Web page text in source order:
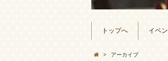
トップへ イベ
> アーカイブ